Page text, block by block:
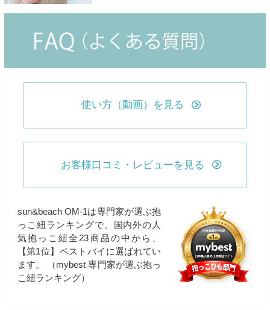
使い方（動画）を見る
お客様口コミ・レビューを見る
sun&beach OM-1は専門家が選ぶ抱
っこ紐ランキングで、国内外の人
気抱っこ紐全23商品の中から、
【第1位】ベストバイに選ばれてい
ます。 （mybest 専門家が選ぶ抱っ
こ紐ランキング）